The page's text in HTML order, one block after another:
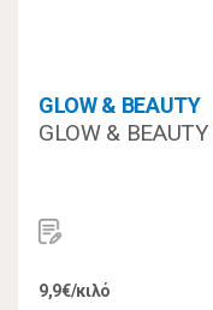
GLOW & BEAUTY
GLOW &
9,9€/κιλό